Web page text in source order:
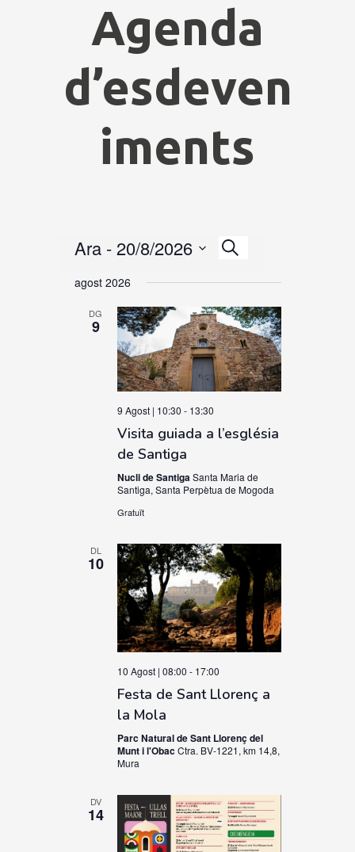
Agenda
d’esdeven
iments
Esdeveniments
Views
Navigation
Ara - 20/8/2026
una
data
agost 2026
DG
9
9 Agost | 10:30 - 13:30
Visita guiada a l’església
de Santiga
Nucli de SantigaSanta Maria de
Santiga, Santa Perpètua de Mogoda
Gratuït
DL
10
10 Agost | 08:00 - 17:00
Festa de Sant Llorenç a
la Mola
Parc Natural de Sant Llorenç del
Munt i l'ObacCtra. BV-1221, km 14,8,
Mura
DV
14